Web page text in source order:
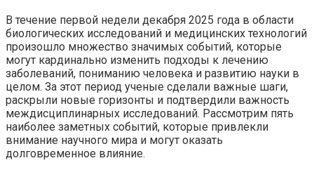
В течение первой недели декабря 2025 года в области
биологических исследований и медицинских технологий
произошло множество значимых событий, которые
могут кардинально изменить подходы к лечению
заболеваний, пониманию человека и развитию науки в
целом. За этот период ученые сделали важные шаги,
раскрыли новые горизонты и подтвердили важность
междисциплинарных исследований. Рассмотрим пять
наиболее заметных событий, которые привлекли
внимание научного мира и могут оказать
долговременное влияние.